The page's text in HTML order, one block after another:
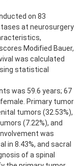
on 83
at neurosurgery
Modified Bauer,
was calculated
statistical
was 59.6 years; 67
female. Primary tumor
tumors (32.53%),
(7.22%), and
was
in 8.43%, and sacral
of a spinal